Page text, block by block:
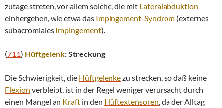
zutage streten, vor allem solche, die mit Lateralabduktion
einhergehen, wie etwa das Impingement-Syndrom (externes
subacromiales Impingement).
(711) Hüftgelenk: Streckung
Die Schwierigkeit, die Hüftgelenkezu strecken, so daß keine
Flexion verbleibt, ist in der Regel weniger verursacht durch
einen Mangel an Kraft in den Hüftextensoren, da der Alltag